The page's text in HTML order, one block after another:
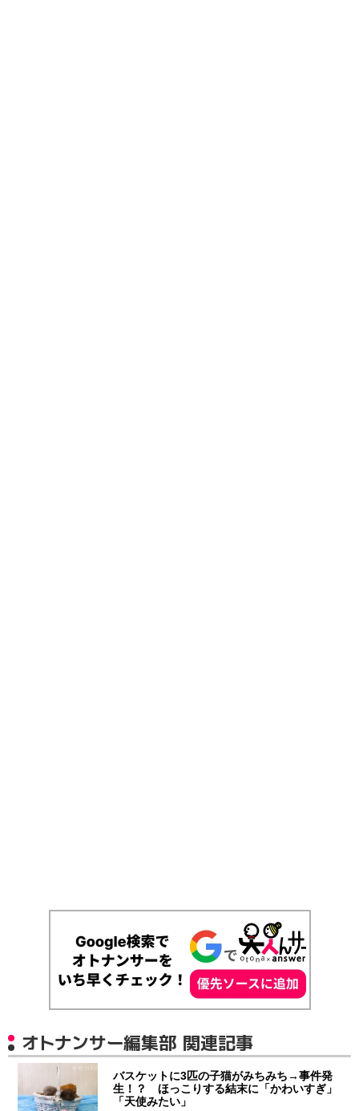
オトナンサー編集部 関連記事
バスケットに3匹の子猫がみちみち→事件発
生！？ ほっこりする結末に「かわいすぎ」
「天使みたい」